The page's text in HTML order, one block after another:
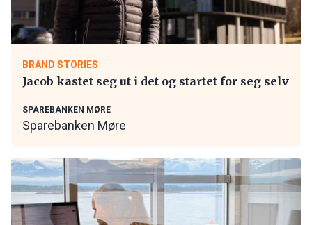
BRAND STORIES
Jacob kastet seg ut i det og startet for seg selv
SPAREBANKEN MØRE
Sparebanken Møre